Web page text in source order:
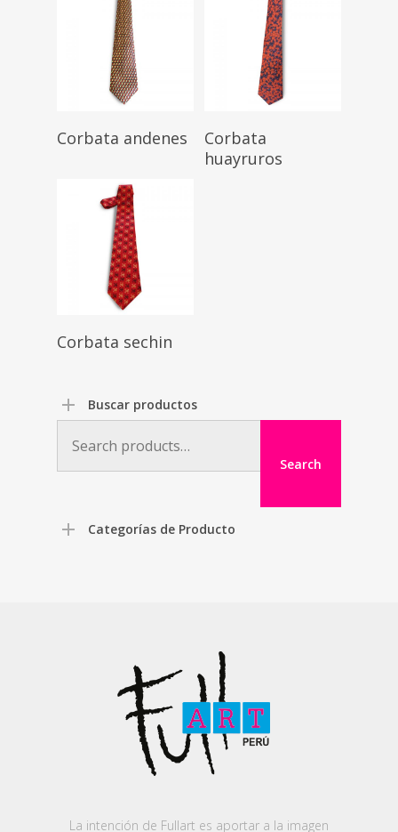
Corbata andenes
Corbata
huayruros
Corbata sechin
Buscar productos
for:
Search
Categorías de Producto
La intención de Fullart es aportar a la imagen